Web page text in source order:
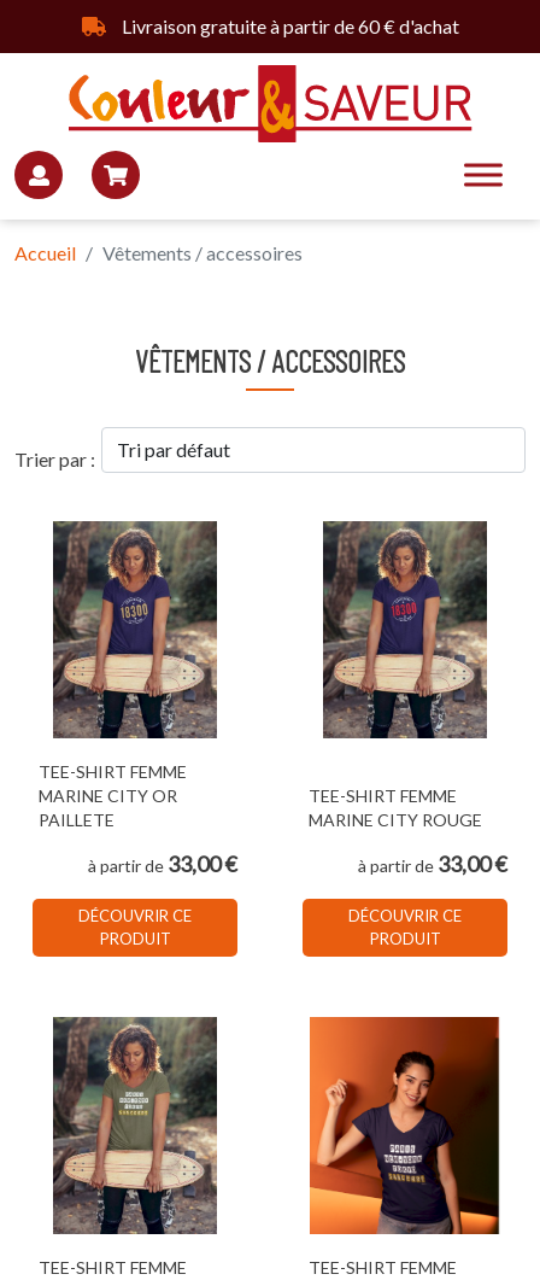
Livraison gratuite à partir de 60 € d'achat
Accueil Vêtements / accessoires
VÊTEMENTS / ACCESSOIRES
Trier par :
TEE-SHIRT FEMME
MARINE CITY OR
PAILLETE
à partir de 33,00 €
DÉCOUVRIR CE
PRODUIT
TEE-SHIRT FEMME
MARINE CITY ROUGE
à partir de 33,00 €
DÉCOUVRIR CE
PRODUIT
TEE-SHIRT FEMME
TEE-SHIRT FEMME